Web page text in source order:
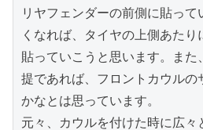
リヤフェンダーの前側に貼っ
くなれば、タイヤの上側あたり
貼っていこうと思います。ま
提であれば、フロントカウルの
かなとは思っています。
元々、カウルを付けた時に広